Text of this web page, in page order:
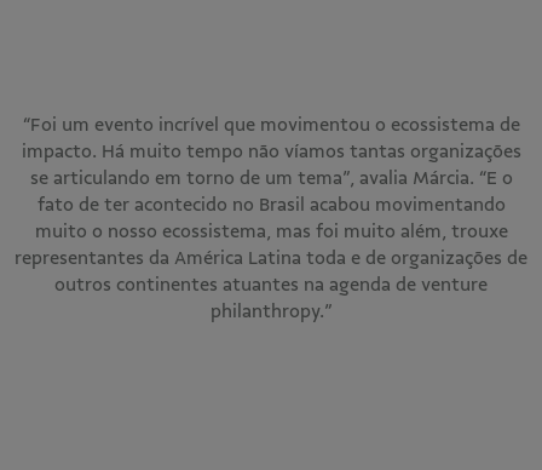
“Foi um evento incrível que movimentou o ecossistema de
impacto. Há muito tempo não víamos tantas organizações
se articulando em torno de um tema”, avalia Márcia. “E o
fato de ter acontecido no Brasil acabou movimentando
muito o nosso ecossistema, mas foi muito além, trouxe
representantes da América Latina toda e de organizações de
outros continentes atuantes na agenda de venture
philanthropy.”